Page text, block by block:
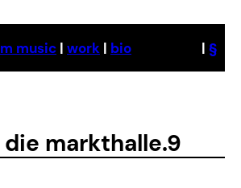
music | work | bio | §
markthalle.9